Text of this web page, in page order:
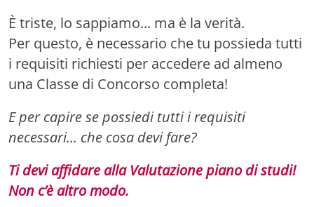
È triste, lo sappiamo... ma è la verità.
Per questo, è necessario che tu possieda tutti
i requisiti richiesti per accedere ad almeno
una Classe di Concorso completa!
E per capire se possiedi tutti i requisiti
necessari... che cosa devi fare?
Ti devi affidare alla Valutazione piano di studi!
Non c’è altro modo.